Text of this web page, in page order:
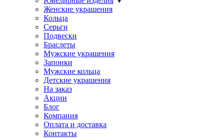
Женские украшения
Кольца
Серьги
Подвески
Браслеты
Мужские украшения
Запонки
Мужские кольца
Детские украшения
На заказ
Акции
Блог
Компания
Оплата и доставка
Контакты